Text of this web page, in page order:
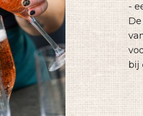
-
De
bij